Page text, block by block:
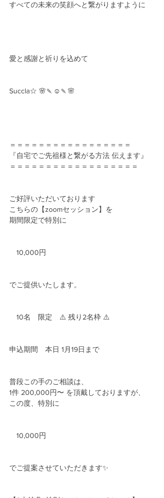
すべての未来の笑顔へと繋がりますように
愛と感謝と祈りを込めて
Succla☆ 🌸🍡☺️🍡🌸
＝＝＝＝＝＝＝＝＝＝＝＝＝＝＝＝＝
『自宅でご先祖様と繋がる方法 伝えます』
＝＝＝＝＝＝＝＝＝＝＝＝＝＝＝＝＝＝
ご好評いただいております
こちらの【zoomセッション】を
期間限定で特別に
10,000円
でご提供いたします。
10名　限定　⚠️ 残り2名枠 ⚠️
申込期間　本日 1月19日まで
普段この手のご相談は、
1件 200,000円〜 を頂戴しておりますが、
この度、特別に
10,000円
でご提案させていただきます✨